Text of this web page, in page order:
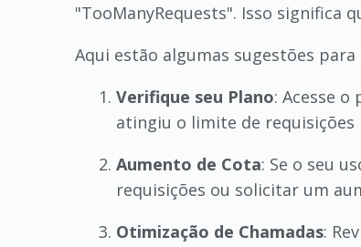
"TooManyRequests". Isso significa
Aqui estão algumas sugestões
Verifique seu Plano: Acesse
atingiu o limite de requisições
Aumento de Cota: Se o seu
requisições ou solicitar um
Otimização de Chamadas: